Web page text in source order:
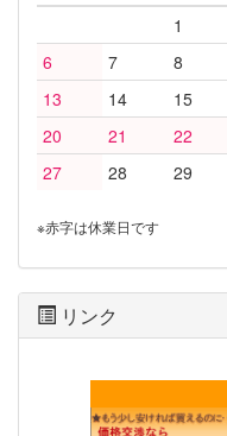
1
6
7 8
13
14 15
20
21 22
27
28 29
※赤字は休業日です
リンク